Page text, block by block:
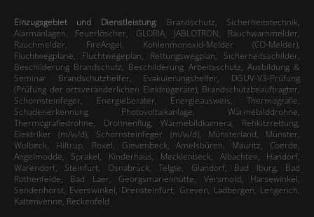
Einzugsgebiet und Dienstleistung: Brandschutz Sicherheitstechnik
Alarmanlagen
Feuerlöscher GLORIA, JABLOTRON Rauchwarnmelder
Rauchmelder
FireAngel Kohlenmonoxid-Melder (CO-Melder)
Fluchtwegpläne
Fluchtwegeplan Rettungswegplan Sicherheitsschilder
Beschilderung Brandschutz Beschilderung Arbeitsschutz
Ausbildung &
Seminar Brandschutzhelfer
Evakuierungshelfer, DGUV-V3-Prüfung
(Prüfung der ortsveränderlichen Elektrogeräte), Brandschutzbeauftragter
Schornsteinfeger
Energieberater Energieausweis ,Thermografie
Schadenerkennung
Photovoltaikanlage Wärmebilddrohne
Thermografiedrohne
Drohnenflug,Wärmebildkamera Rehkitzrettung
Elektriker (m/w/d), Schornsteinfeger (m/w/d), Münsterland
Münster,
Wolbeck, Hiltrup, Roxel, Gievenbeck, Amelsbüren, Mauritz, Coerde,
Angelmodde, Sprakel, Kinderhaus, Mecklenbeck, Albachten, Handorf,
Warendorf, Steinfurt, Osnabrück, Telgte, Glandorf, Bad Iburg, Bad
Rothenfelde, Bad Laer, Georgsmarienhütte, Versmold, Harsewinkel,
Sendenhorst, Everswinkel, Drensteinfurt, Greven, Ladbergen, Lengerich,
Kattenvenne, Reckenfeld